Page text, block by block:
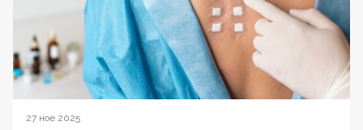
27 ное 2025